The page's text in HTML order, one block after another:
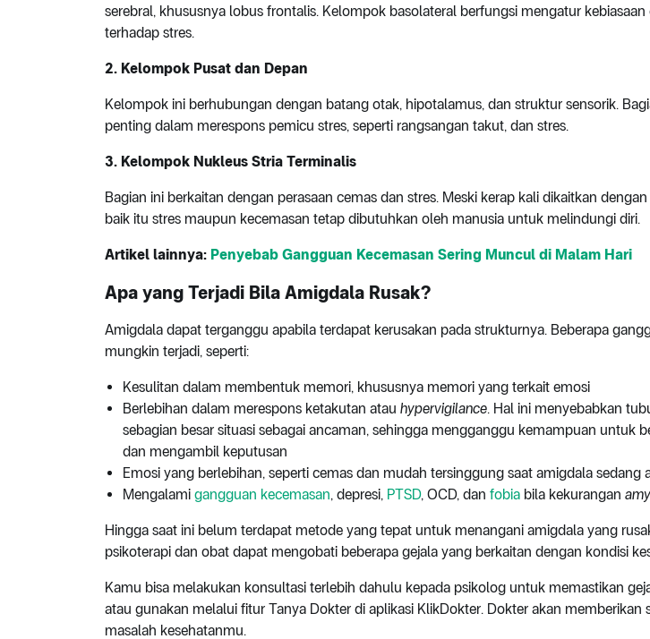
serebral, khususnya lobus frontalis. Kelompok basolateral berfungsi mengatur
terhadap stres.
2. Kelompok Pusat dan Depan
Kelompok ini berhubungan dengan batang otak, hipotalamus, dan struktur sensorik.
penting dalam merespons pemicu stres, seperti rangsangan takut, dan stres.
3. Kelompok Nukleus Stria Terminalis
Bagian ini berkaitan dengan perasaan cemas dan stres. Meski kerap kali dikaitkan
baik itu stres maupun kecemasan tetap dibutuhkan oleh manusia untuk melindungi diri.
Artikel lainnya: Penyebab Gangguan Kecemasan Sering Muncul di Malam Hari
Apa yang Terjadi Bila Amigdala Rusak?
Amigdala dapat terganggu apabila terdapat kerusakan pada strukturnya. Beberapa
mungkin terjadi, seperti:
Kesulitan dalam membentuk memori, khususnya memori yang terkait emosi
Berlebihan dalam merespons ketakutan atau hypervigilance. Hal ini menyebabkan
sebagian besar situasi sebagai ancaman, sehingga mengganggu kemampuan untuk
dan mengambil keputusan
Emosi yang berlebihan, seperti cemas dan mudah tersinggung saat amigdala sedang
Mengalami gangguan kecemasan, depresi, PTSD, OCD, dan fobia bila kekurangan
Hingga saat ini belum terdapat metode yang tepat untuk menangani amigdala yang
psikoterapi dan obat dapat mengobati beberapa gejala yang berkaitan dengan kondisi
Kamu bisa melakukan konsultasi terlebih dahulu kepada psikolog untuk memastikan
atau gunakan melalui fitur Tanya Dokter di aplikasi KlikDokter. Dokter akan memberikan
masalah kesehatanmu.